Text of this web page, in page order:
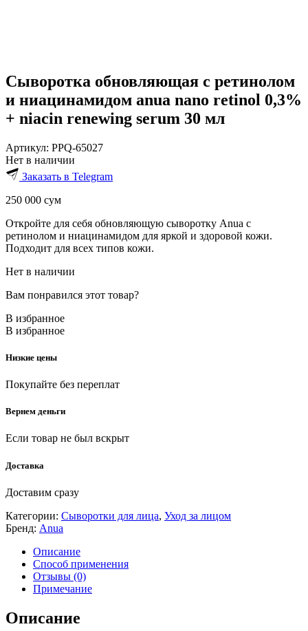
Сыворотка обновляющая с ретинолом
и ниацинамидом anua nano retinol 0,3%
+ niacin renewing serum 30 мл
Артикул: PPQ-65027
Нет в наличии
Заказать в Telegram
250 000 сум
Откройте для себя обновляющую сыворотку Anua с
ретинолом и ниацинамидом для яркой и здоровой кожи.
Подходит для всех типов кожи.
Нет в наличии
Вам понравился этот товар?
В избранное
В избранное
Низкие цены
Покупайте без переплат
Вернем деньги
Если товар не был вскрыт
Доставка
Доставим сразу
Категории: Сыворотки для лица, Уход за лицом
Бренд: Anua
Описание
Способ применения
Отзывы (0)
Примечание
Описание